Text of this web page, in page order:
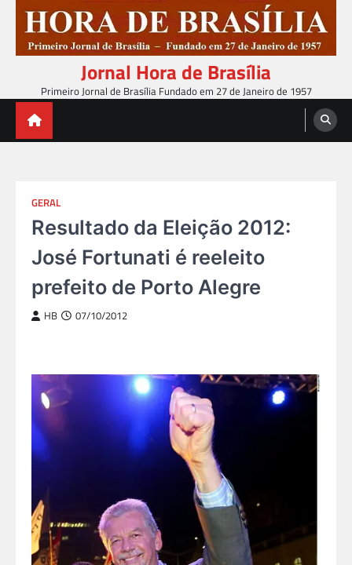
content
Jornal Hora de Brasília
Primeiro Jornal de Brasília Fundado em 27 de Janeiro de 1957
GERAL
Resultado da Eleição 2012:
José Fortunati é reeleito
prefeito de Porto Alegre
HB 07/10/2012